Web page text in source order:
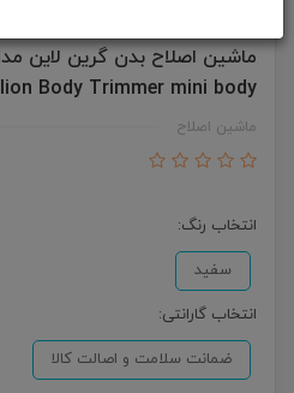
lion Body Trimmer mini body
ماشین اصلاح
انتخاب رنگ:
سفید
انتخاب گارانتی:
ضمانت سلامت و اصالت کالا